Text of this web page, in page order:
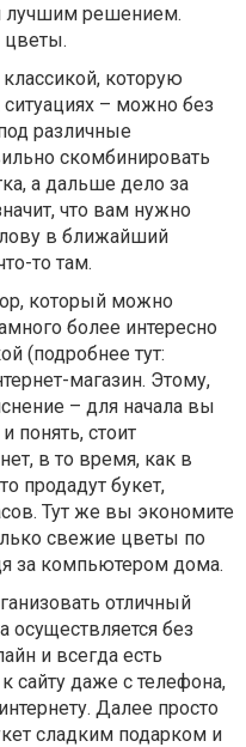
лучшим решением.
цветы.
которую
– можно без
различные
скомбинировать
а дальше дело за
что вам нужно
в ближайший
то там.
который можно
более интересно
(подробнее тут:
магазин. Этому,
– для начала вы
понять, стоит
в то время, как в
продадут букет,
Тут же вы экономите
свежие цветы по
за компьютером дома.
отличный
осуществляется без
и всегда есть
сайту даже с телефона,
Далее просто
сладким подарком и